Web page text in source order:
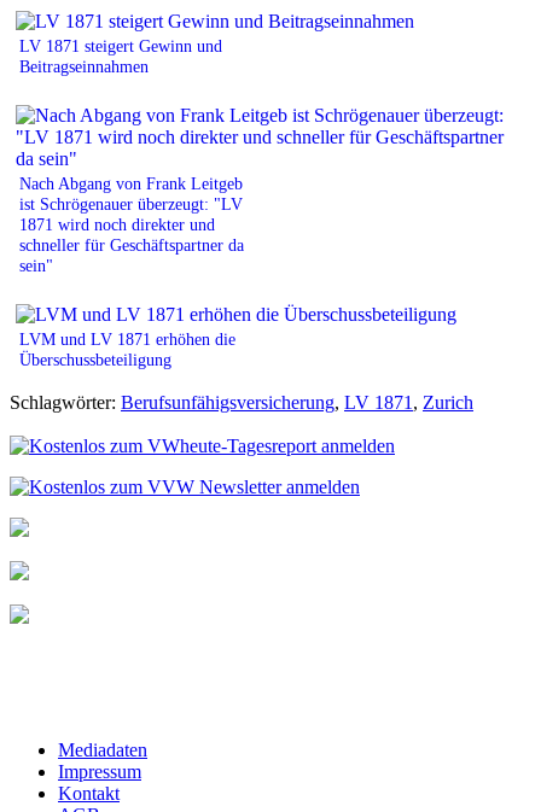
LV 1871 steigert Gewinn und
Beitragseinnahmen
Nach Abgang von Frank Leitgeb
ist Schrögenauer überzeugt: "LV
1871 wird noch direkter und
schneller für Geschäftspartner da
sein"
LVM und LV 1871 erhöhen die
Überschussbeteiligung
Schlagwörter: Berufsunfähigsversicherung, LV 1871 , Zurich
Mediadaten
Impressum
Kontakt